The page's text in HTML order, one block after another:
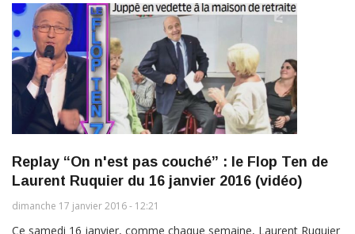
Replay “On n'est pas couché” : le Flop Ten de
Laurent Ruquier du 16 janvier 2016 (vidéo)
dimanche 17 janvier 2016 - 12:21
Ce samedi 16 janvier, comme chaque semaine, Laurent Ruquier